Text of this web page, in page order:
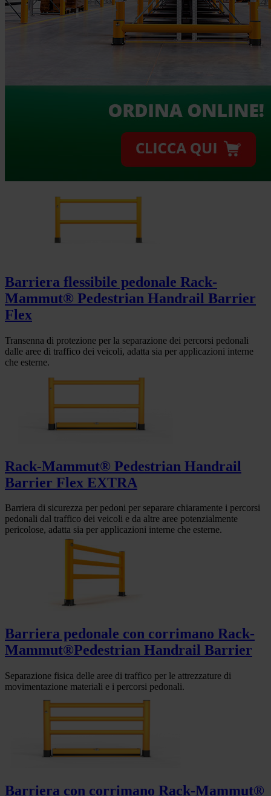
Barriera flessibile pedonale Rack-
Mammut® Pedestrian Handrail Barrier
Flex
Transenna di protezione per la separazione dei percorsi pedonali
dalle aree di traffico dei veicoli, adatta sia per applicazioni interne
che esterne.
Rack-Mammut® Pedestrian Handrail
Barrier Flex EXTRA
Barriera di sicurezza per pedoni per separare chiaramente i percorsi
pedonali dal traffico dei veicoli e da altre aree potenzialmente
pericolose, adatta sia per applicazioni interne che esterne.
Barriera pedonale con corrimano Rack-
Mammut®Pedestrian Handrail Barrier
Separazione fisica delle aree di traffico per le attrezzature di
movimentazione materiali e i percorsi pedonali.
Barriera con corrimano Rack-Mammut®